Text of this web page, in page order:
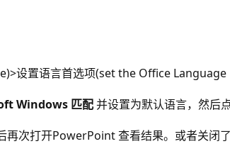
设置语言首选项(set the Office
Windows 匹配并设置为默认语言，然后
次打开PowerPoint 查看结果。或者关闭